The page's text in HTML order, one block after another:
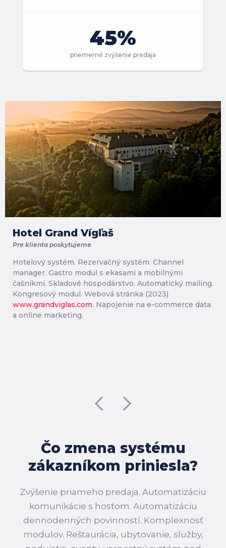
45%
priemerné zvýšenie predaja
Hotel Grand Vígľaš
Pre klienta poskytujeme
Hotelový systém. Rezervačný systém. Channel
manager. Gastro modul s ekasami a mobilnými
čašníkmi. Skladové hospodárstvo. Automatický mailing.
Kongresový modul. Webová stránka (2023)
www.grandviglas.com. Napojenie na e-commerce data
a online marketing.
Čo zmena systému
zákazníkom priniesla?
Zvýšenie priameho predaja. Automatizáciu
komunikácie s hosťom. Automatizáciu
dennodenných povinností. Komplexnosť
modulov. Reštaurácia, ubytovanie, služby,